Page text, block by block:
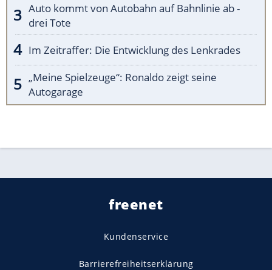
Auto kommt von Autobahn auf Bahnlinie ab -
drei Tote
Im Zeitraffer: Die Entwicklung des Lenkrades
„Meine Spielzeuge“: Ronaldo zeigt seine
Autogarage
freenet
Kundenservice
Barrierefreiheitserklärung